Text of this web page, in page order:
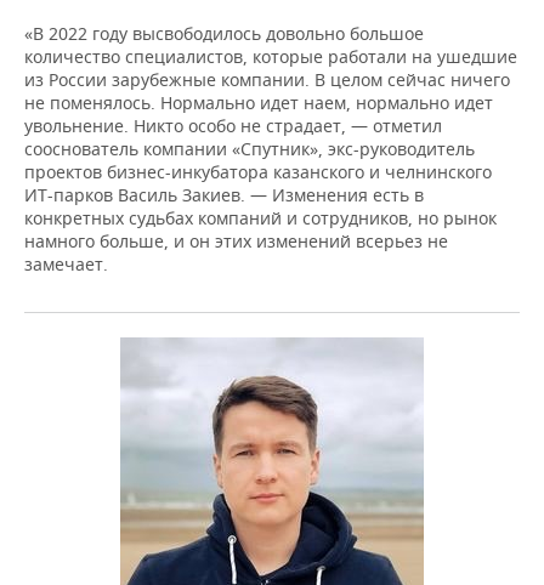
«В 2022 году высвободилось довольно большое
количество специалистов, которые работали на ушедшие
из России зарубежные компании. В целом сейчас ничего
не поменялось. Нормально идет наем, нормально идет
увольнение. Никто особо не страдает, — отметил
сооснователь компании «Спутник», экс-руководитель
проектов бизнес-инкубатора казанского и челнинского
ИТ-парков Василь Закиев. — Изменения есть в
конкретных судьбах компаний и сотрудников, но рынок
намного больше, и он этих изменений всерьез не
замечает.